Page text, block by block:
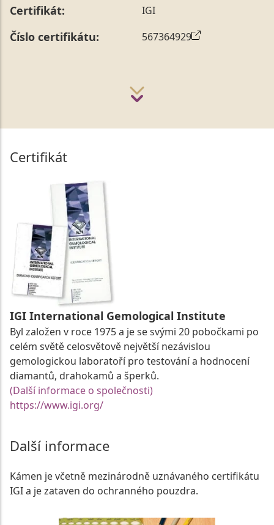
Certifikát: IGI
Číslo certifikátu: 567364929
Certifikát
IGI International Gemological Institute
Byl založen v roce 1975 a je se svými 20 pobočkami po
celém světě celosvětově největší nezávislou
gemologickou laboratoří pro testování a hodnocení
diamantů, drahokamů a šperků.
(Další informace o společnosti)
https://www.igi.org/
Další informace
Kámen je včetně mezinárodně uznávaného certifikátu
IGI a je zataven do ochranného pouzdra.